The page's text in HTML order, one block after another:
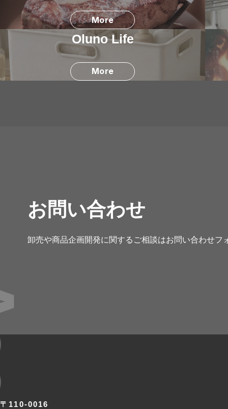
More
Oluno Life
More
お問い合わせ
卸売や商品企画開発に関するご相談はお問い合わせフ
〒110-0016